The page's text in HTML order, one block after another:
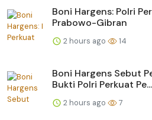
Boni Hargens: Polri
Prabowo-Gibran
2 hours ago 14
Boni Hargens Sebut
Bukti Polri Perkuat Pe...
2 hours ago 7